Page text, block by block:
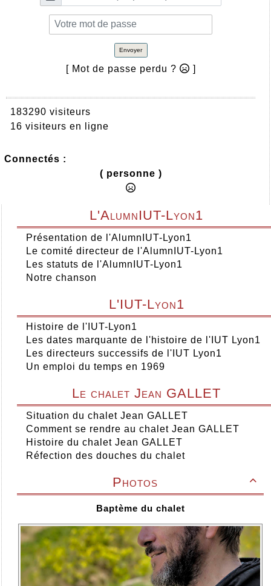
Envoyer
[ Mot de passe perdu ? ]
183290 visiteurs
16 visiteurs en ligne
Connectés :
( personne )
L'AlumnIUT-Lyon1
Présentation de l'AlumnIUT-Lyon1
Le comité directeur de l'AlumnIUT-Lyon1
Les statuts de l'AlumnIUT-Lyon1
Notre chanson
L'IUT-Lyon1
Histoire de l'IUT-Lyon1
Les dates marquante de l'histoire de l'IUT Lyon1
Les directeurs successifs de l'IUT Lyon1
Un emploi du temps en 1969
Le chalet Jean GALLET
Situation du chalet Jean GALLET
Comment se rendre au chalet Jean GALLET
Histoire du chalet Jean GALLET
Réfection des douches du chalet

Photos
Baptème du chalet